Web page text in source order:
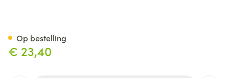
€ 23,40
Op bestelling